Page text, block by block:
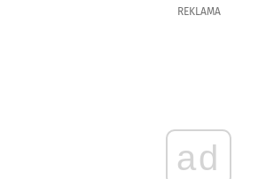
REKLAMA
ad